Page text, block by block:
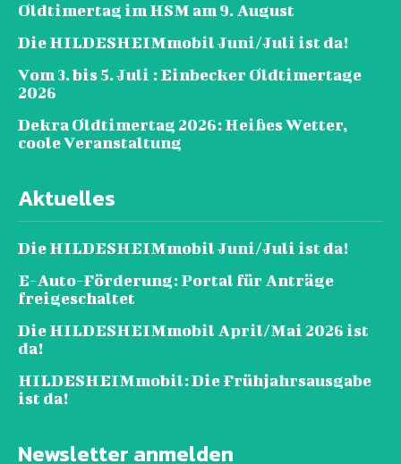
Oldtimertag im HSM am 9. August
Die HILDESHEIMmobil Juni/Juli ist da!
Vom 3. bis 5. Juli : Einbecker Oldtimertage
2026
Dekra Oldtimertag 2026: Heißes Wetter,
coole Veranstaltung
Aktuelles
Die HILDESHEIMmobil Juni/Juli ist da!
E-Auto-Förderung: Portal für Anträge
freigeschaltet
Die HILDESHEIMmobil April/Mai 2026 ist
da!
HILDESHEIMmobil: Die Frühjahrsausgabe
ist da!
Newsletter anmelden